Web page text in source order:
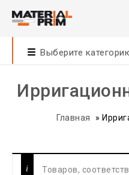
Выберите
Главная »
Товаров,